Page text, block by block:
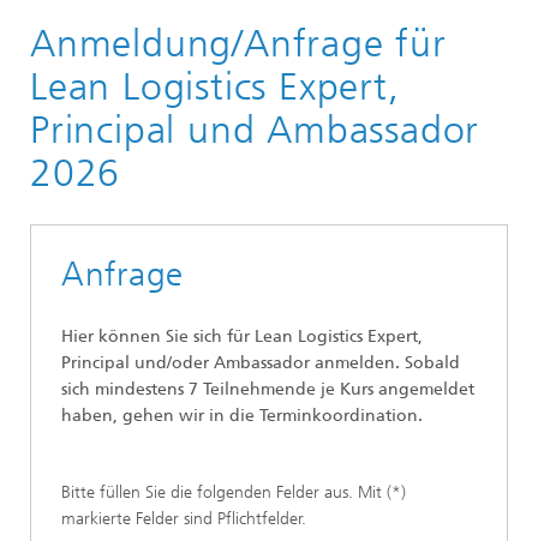
Messen & Events
Anmeldungen
Anmeldung/Anfrage für
Lean Logistics Expert,
Principal und Ambassador
2026
Anfrage
Hier können Sie sich für Lean Logistics Expert,
Principal und/oder Ambassador anmelden. Sobald
sich mindestens 7 Teilnehmende je Kurs angemeldet
haben, gehen wir in die Terminkoordination.
Bitte füllen Sie die folgenden Felder aus. Mit (*)
markierte Felder sind Pflichtfelder.